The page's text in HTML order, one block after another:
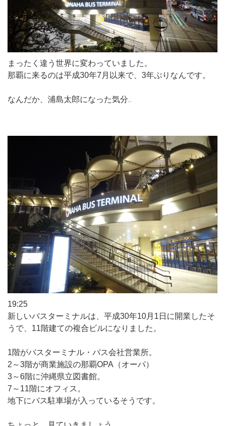
まったく違う世界に変わっていました。
那覇に来るのは平成30年7月以来で、3年ぶりなんです。
なんだか、浦島太郎になった気分‥
19:25
新しいバスターミナルは、平成30年10月1日に開業したそ
うで、11階建ての複合ビルになりました。
1階がバスターミナル・バス会社営業所。
2～3階が商業施設の那覇OPA（オーパ）
3～6階に沖縄県立図書館。
7～11階にオフィス。
地下にバス駐車場が入っているそうです。